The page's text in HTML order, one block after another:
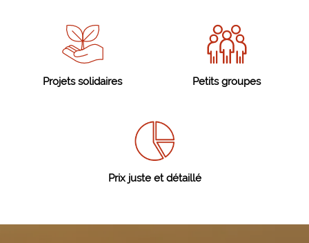
Projets solidaires Petits groupes
Prix juste et détaillé